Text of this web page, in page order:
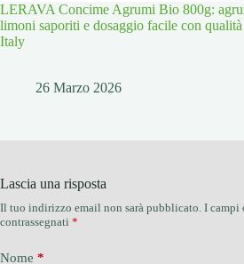
LERAVA Concime Agrumi Bio 800g:
limoni saporiti e dosaggio facile con
Italy
26 Marzo 2026
Lascia una risposta
Il tuo indirizzo email non sarà pubblicato. I campi
contrassegnati *
Nome *